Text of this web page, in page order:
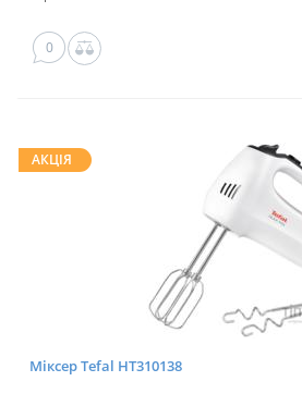
0
АКЦІЯ
Міксер Tefal HT310138